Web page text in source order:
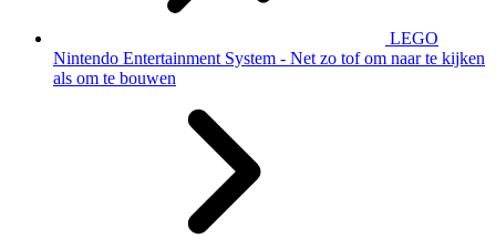
LEGO
Nintendo Entertainment System - Net zo tof om naar te kijken
als om te bouwen